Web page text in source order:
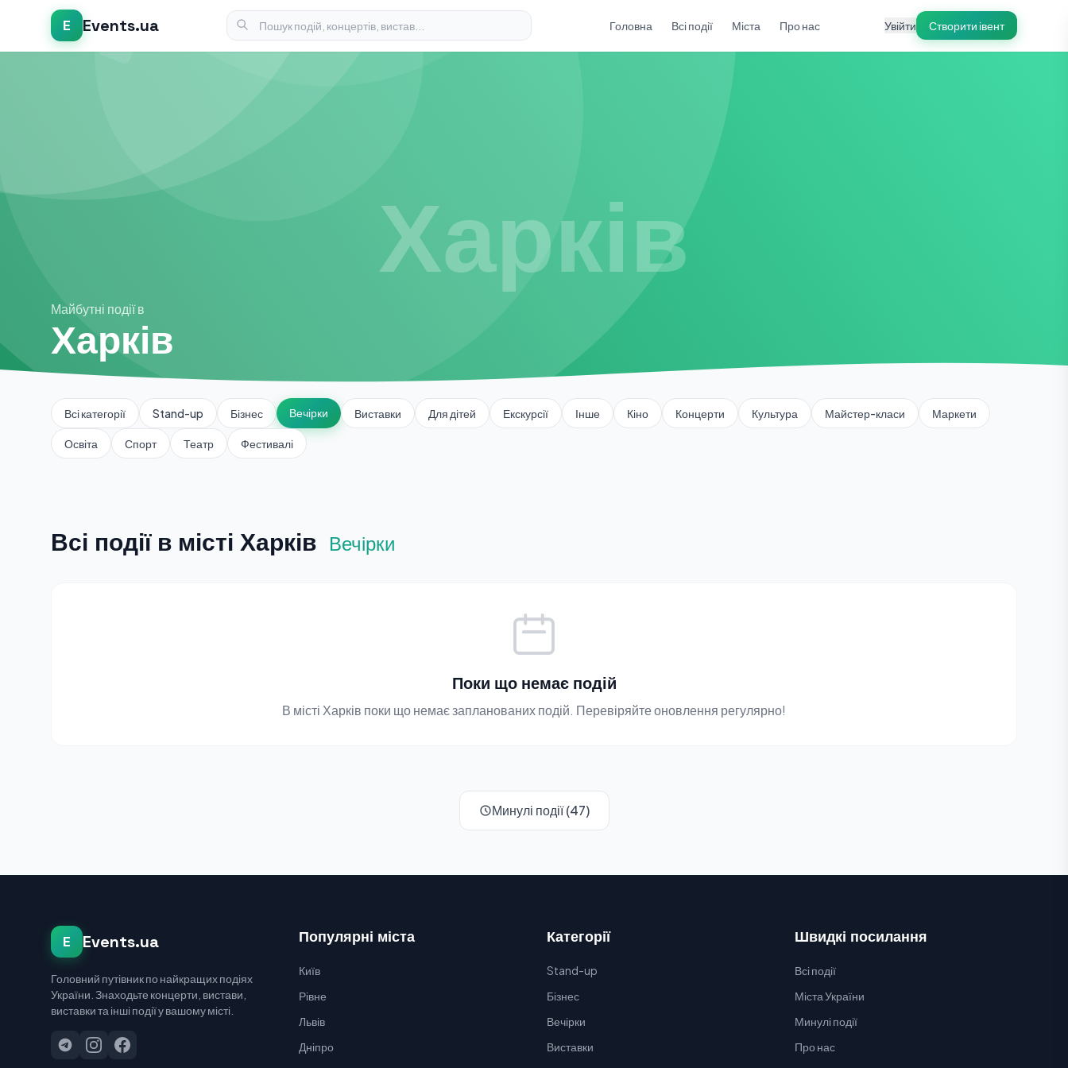
E Events.ua Головна Всі події Міста Про нас Увійти Створити івент
Майбутні події в
Харків
Всі категорії Stand-up Бізнес Вечірки Виставки Для дітей Екскурсії Інше Кіно Концерти Культура Майстер-класи Маркети
Освіта Спорт Театр Фестивалі
Всі події в місті Харків Вечірки
Поки що немає подій
В місті Харків поки що немає запланованих подій. Перевіряйте оновлення регулярно!
Минулі події (47)
E Events.ua
Головний путівник по найкращих подіях
України. Знаходьте концерти, вистави,
виставки та інші події у вашому місті.
Популярні міста
Київ
Рівне
Львів
Дніпро
Категорії
Stand-up
Бізнес
Вечірки
Виставки
Швидкі посилання
Всі події
Міста України
Минулі події
Про нас